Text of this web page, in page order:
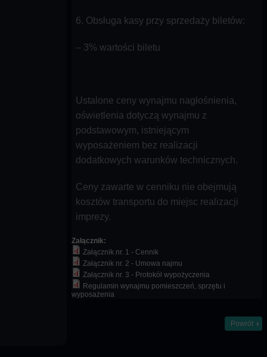
6. Obsługa kasy przy sprzedaży biletów:
– 3% wartości biletu
Ustalone ceny wynajmu nagłośnienia,
oświetlenia dotyczą wynajmu z
podstawowym, istniejącym
wyposażeniem bez realizacji
dodatkowych warunków technicznych.
Ceny zawarte w cenniku nie obejmują
kosztów transportu do miejsc realizacji
imprezy.
Załącznik:
Załącznik nr. 1 - Cennik
Załącznik nr. 2 - Umowa najmu
Załącznik nr. 3 - Protokół wypożyczenia
Regulamin wynajmu pomieszczeń, sprzętu i
wyposażenia
Powrót